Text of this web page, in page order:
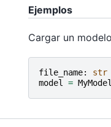
Ejemplos
Cargar un
file_name: str
model
= MyModel